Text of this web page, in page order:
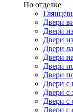
По отделке
Двери
Двери
Двери
Двери
Двери
Двери
Двери
Двери с
Двери с
Двери с
Двери с